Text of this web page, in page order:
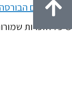
מתחם הבורסה
הזכויות